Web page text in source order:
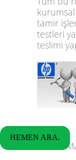
HEMEN ARA.
kurumsal
tamir
testleri
teslimi